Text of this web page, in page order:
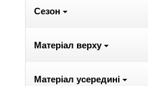
Сезон
Матеріал верху
Матеріал усередині